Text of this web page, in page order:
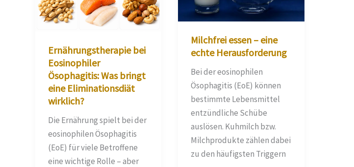
Ernährungstherapie bei
Eosinophiler
Ösophagitis: Was bringt
eine Eliminationsdiät
wirklich?
Die Ernährung spielt bei der
eosinophilen Ösophagitis
(EoE) für viele Betroffene
eine wichtige Rolle – aber
Milchfrei essen – eine
echte Herausforderung
Bei der eosinophilen
Ösophagitis (EoE) können
bestimmte Lebensmittel
entzündliche Schübe
auslösen. Kuhmilch bzw.
Milchprodukte zählen dabei
zu den häufigsten Triggern